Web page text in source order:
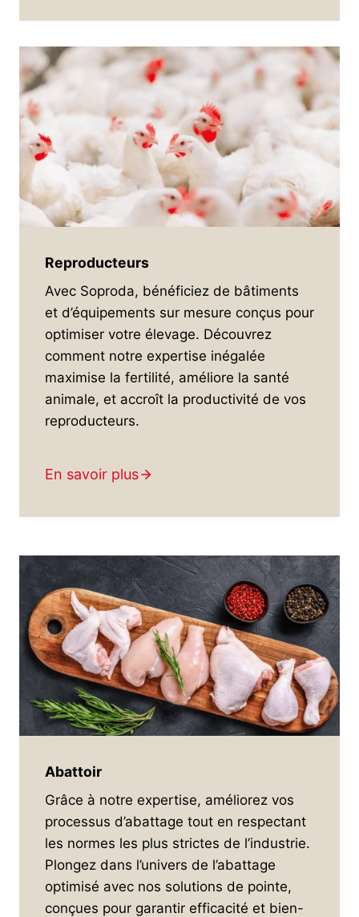
Reproducteurs
Avec Soproda, bénéficiez de bâtiments
et d’équipements sur mesure conçus pour
optimiser votre élevage. Découvrez
comment notre expertise inégalée
maximise la fertilité, améliore la santé
animale, et accroît la productivité de vos
reproducteurs.
En savoir plus
Abattoir
Grâce à notre expertise, améliorez vos
processus d’abattage tout en respectant
les normes les plus strictes de l’industrie.
Plongez dans l’univers de l’abattage
optimisé avec nos solutions de pointe,
conçues pour garantir efficacité et bien-